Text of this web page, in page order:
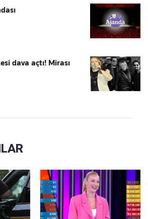
dava açtı! Mirası